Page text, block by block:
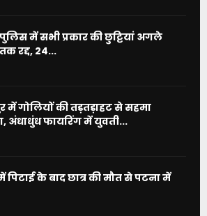
पुलिस में सभी प्रकार की छुट्टियां अगले
रद्द, 24...
में गोलियों की तड़तड़ाहट से सहमा
अंधाधुंध फायरिंग में युवती...
के बाद छात्र की मौत से पटना में